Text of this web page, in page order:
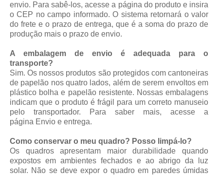
envio. Para sabê-los, acesse a página do produto e insira
o CEP no campo informado. O sistema retornará o valor
do frete e o prazo de entrega, que é a soma do prazo de
produção mais o prazo de envio.
A embalagem de envio é adequada para o
transporte?
Sim. Os nossos produtos são protegidos com cantoneiras
de papelão nos quatro lados, além de serem envoltos em
plástico bolha e papelão resistente. Nossas embalagens
indicam que o produto é frágil para um correto manuseio
pelo transportador. Para saber mais, acesse a
página Envio e entrega.
Como conservar o meu quadro? Posso limpá-lo?
Os quadros apresentam maior durabilidade quando
expostos em ambientes fechados e ao abrigo da luz
solar. Não se deve expor o quadro em paredes úmidas